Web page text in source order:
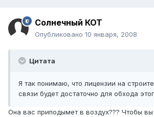
Солнечный КОТ
Опубликовано 10 января, 2008
Цитата
Я так понимаю, что лицензии на
связи будет достаточно для обхода
Она вас приподымет в воздух??? Чтобы